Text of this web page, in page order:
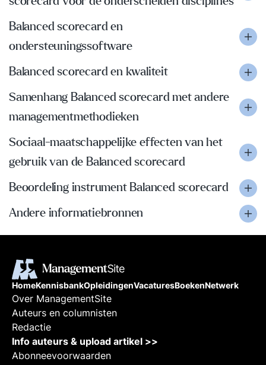
Balanced scorecard en
ondersteuningssoftware
Balanced scorecard en kwaliteit
Samenhang Balanced scorecard met andere
managementmethodieken
Sociaal-maatschappelijke effecten van het
gebruik van de Balanced scorecard
Beoordeling instrument Balanced scorecard
Andere informatiebronnen
HomeKennisbankOpleidingenVacaturesBoekenNetwerk
Over ManagementSite
Auteurs en columnisten
Redactie
Info auteurs & upload artikel >>
Abonneevoorwaarden